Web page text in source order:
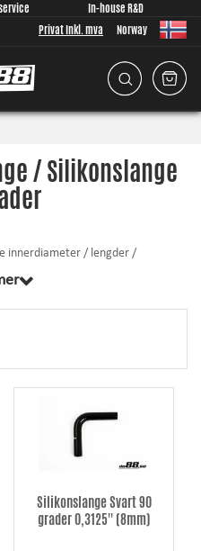
In-house R&D
Privat Inkl. mva Norway
/ Silikonslange
innerdiameter / lengder /
Silikonslange Svart 90
grader 0,3125'' (8mm)